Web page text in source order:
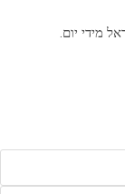
מידי יום.